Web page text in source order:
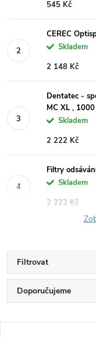
545 Kč
CEREC
Skladem
2 148 Kč
Dentatec -
MC XL ,
Skladem
2 222 Kč
Filtry
Skladem
2 222 Kč
Filtrovat
Ř
a
Doporučujeme